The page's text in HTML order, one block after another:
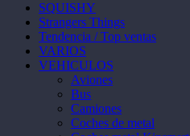
SQUISHY
Strangers Things
Tendencia / Top ventas
VARIOS
VEHICULOS
Aviones
Bus
Camiones
Coches de metal